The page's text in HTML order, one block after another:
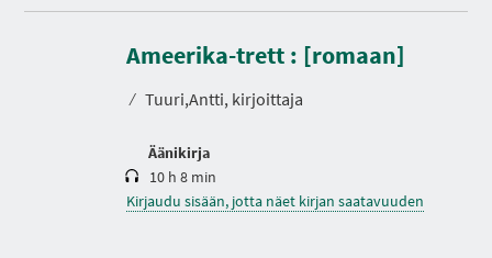
Ameerika-trett : [romaan]
⁄ Tuuri,Antti, kirjoittaja
Äänikirja
K
s
t
10 h 8 min
Kirjaudu sisään, jotta näet kirjan saatavuuden